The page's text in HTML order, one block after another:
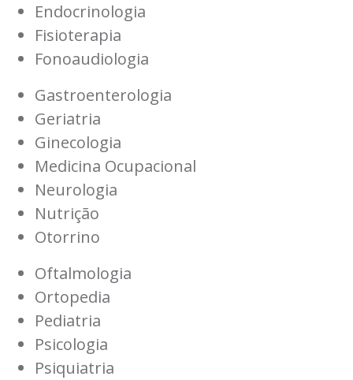
Endocrinologia
Fisioterapia
Fonoaudiologia
Gastroenterologia
Geriatria
Ginecologia
Medicina Ocupacional
Neurologia
Nutrição
Otorrino
Oftalmologia
Ortopedia
Pediatria
Psicologia
Psiquiatria